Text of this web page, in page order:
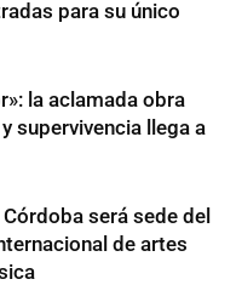
para su único
la aclamada obra
supervivencia llega a
Córdoba será sede del
de artes